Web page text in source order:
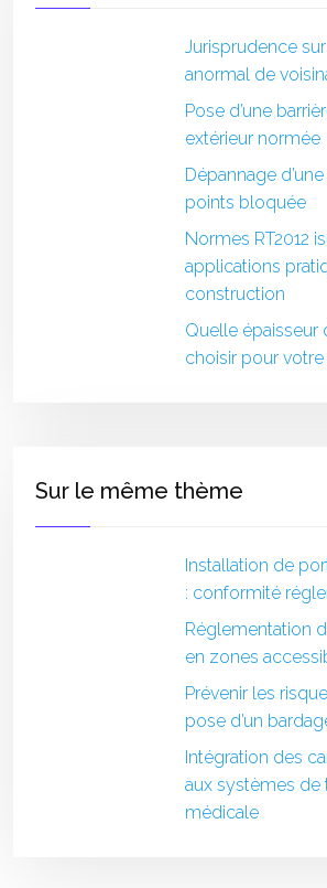
Jurisprudence
anormal de
Pose d’une
extérieur normée
Dépannage
points bloquée
Normes RT2012
applications
construction
Quelle épaisseur
choisir pour votre
Sur le même thème
Installation de
: conformité
Réglementation
en zones
Prévenir les
pose d’un
Intégration des
aux systèmes de
médicale